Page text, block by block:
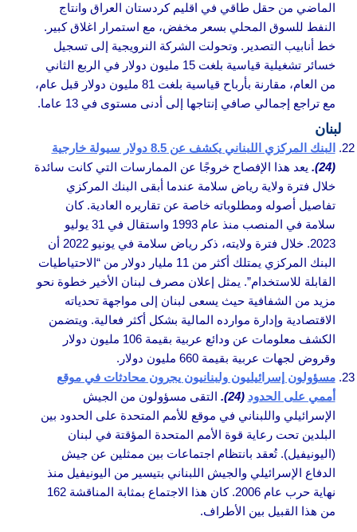
الماضي من حقل طاقي في اقليم كردستان العراق وانتاج
النفط للسوق المحلي بسعر مخفض، مع استمرار اغلاق كبير.
خط أنابيب التصدير. وتحولت الشركة النرويجية إلى تسجيل
خسائر تشغيلية قياسية بلغت 15 مليون دولار في الربع الثاني
من العام، مقارنة بأرباح قياسية بلغت 81 مليون دولار قبل عام،
مع تراجع إجمالي صافي إنتاجها إلى أدنى مستوى في 13 عاما.
لبنان
البنك المركزي اللبناني يكشف عن 8.5 دولار سيولة خارجية
(24).
يعد هذا الإفصاح خروجًا عن الممارسات التي كانت سائدة
خلال فترة ولاية رياض سلامة عندما أبقى البنك المركزي
تفاصيل أصوله ومطلوباته خاصة عن تقاريره العادية. كان
سلامة في المنصب منذ عام 1993 واستقال في 31 يوليو
2023. خلال فترة ولايته، ذكر رياض سلامة في يونيو 2022 أن
البنك المركزي يمتلك أكثر من 11 مليار دولار من “الاحتياطيات
القابلة للاستخدام”. يمثل إعلان مصرف لبنان الأخير خطوة نحو
مزيد من الشفافية حيث يسعى لبنان إلى مواجهة تحدياته
الاقتصادية وإدارة موارده المالية بشكل أكثر فعالية. ويتضمن
الكشف معلومات عن ودائع عربية بقيمة 106 مليون دولار
وقروض لجهات عربية بقيمة 660 مليون دولار.
مسؤولون إسرائيليون ولبنانيون يجرون محادثات في موقع
أممي على الحدود (24).
التقى مسؤولون من الجيش
الإسرائيلي واللبناني في موقع للأمم المتحدة على الحدود بين
البلدين تحت رعاية قوة الأمم المتحدة المؤقتة في لبنان
(اليونيفيل). تُعقد بانتظام اجتماعات بين ممثلين عن جيش
الدفاع الإسرائيلي والجيش اللبناني بتيسير من اليونيفيل منذ
نهاية حرب عام 2006. كان هذا الاجتماع بمثابة المناقشة 162
من هذا القبيل بين الأطراف.